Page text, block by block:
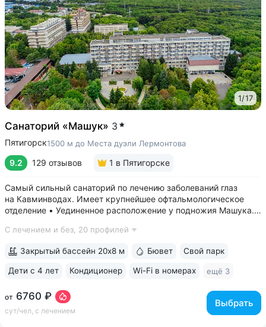
1/17
Санаторий «Машук» 3
Пятигорск1500 м до Места дуэли Лермонтова
9.2 129 отзывов 1 в Пятигорске
Самый сильный санаторий по лечению заболеваний глаз
на Кавминводах. Имеет крупнейшее офтальмологическое
отделение • Уединенное расположение у подножия Машука.
площадка Ворота любви, начало терренкура вокруг Машука.
С лечением и без, 20 профилей
от 6760 ₽
сут/чел, с лечением
Выбрать
Закрытый бассейн 20х8 м Бювет Свой парк
Дети с 4 лет Кондиционер Wi-Fi в номерах ещё 3